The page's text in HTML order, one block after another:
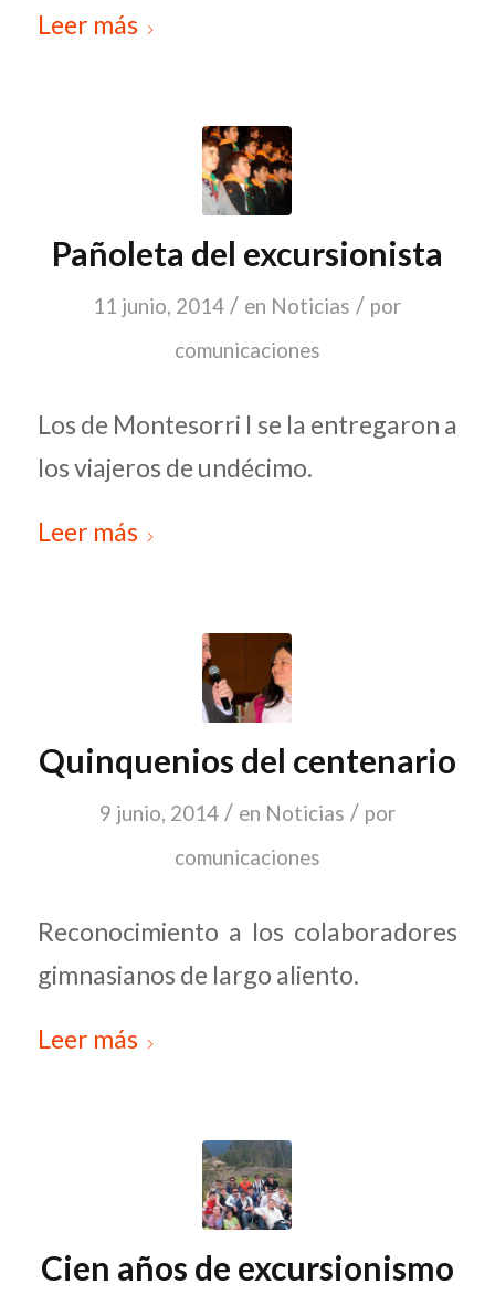
Leer más
Pañoleta del excursionista
11 junio, 2014 / en Noticias / por
comunicaciones
Los de Montesorri I se la entregaron a
los viajeros de undécimo.
Leer más
Quinquenios del centenario
9 junio, 2014 / en Noticias / por
comunicaciones
Reconocimiento a los colaboradores
gimnasianos de largo aliento.
Leer más
Cien años de excursionismo